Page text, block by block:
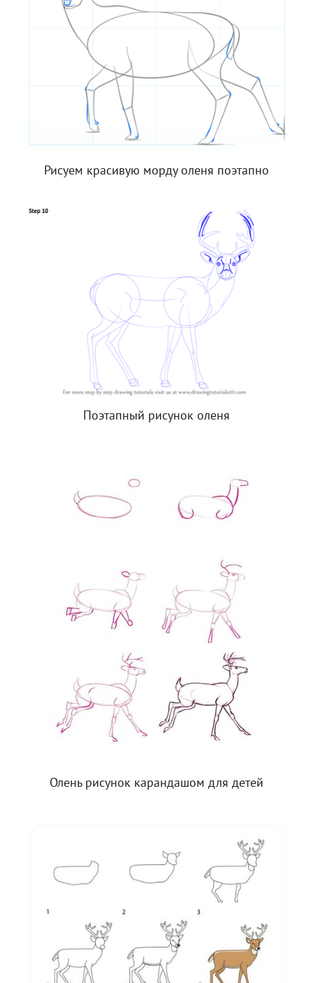
Рисуем красивую морду оленя поэтапно
Поэтапный рисунок оленя
Олень рисунок карандашом для детей